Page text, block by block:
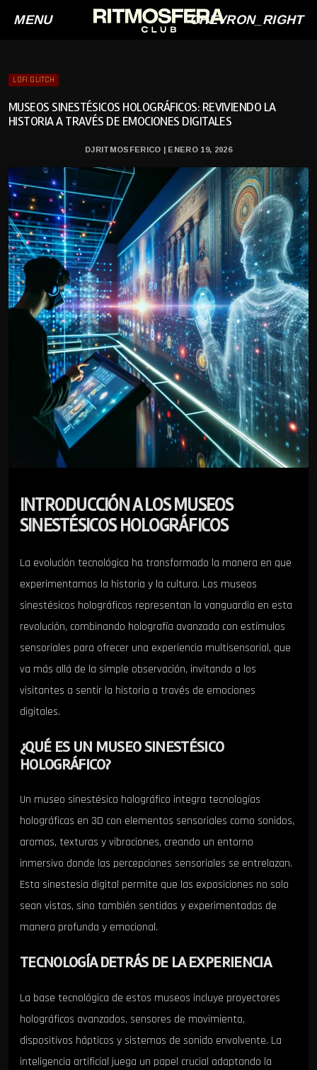
MENU CHEVRON_RIGHT
LOFI GLITCH
MUSEOS SINESTÉSICOS HOLOGRÁFICOS: REVIVIENDO LA
HISTORIA A TRAVÉS DE EMOCIONES DIGITALES
DJRITMOSFERICO | ENERO 19, 2026
INTRODUCCIÓN A LOS MUSEOS
SINESTÉSICOS HOLOGRÁFICOS
La evolución tecnológica ha transformado la manera en que
experimentamos la historia y la cultura. Los museos
sinestésicos holográficos representan la vanguardia en esta
revolución, combinando holografía avanzada con estímulos
sensoriales para ofrecer una experiencia multisensorial, que
va más allá de la simple observación, invitando a los
visitantes a sentir la historia a través de emociones
digitales.
¿QUÉ ES UN MUSEO SINESTÉSICO
HOLOGRÁFICO?
Un museo sinestésico holográfico integra tecnologías
holográficas en 3D con elementos sensoriales como sonidos,
aromas, texturas y vibraciones, creando un entorno
inmersivo donde las percepciones sensoriales se entrelazan.
Esta sinestesia digital permite que las exposiciones no solo
sean vistas, sino también sentidas y experimentadas de
manera profunda y emocional.
TECNOLOGÍA DETRÁS DE LA EXPERIENCIA
La base tecnológica de estos museos incluye proyectores
holográficos avanzados, sensores de movimiento,
dispositivos hápticos y sistemas de sonido envolvente. La
inteligencia artificial juega un papel crucial adaptando la